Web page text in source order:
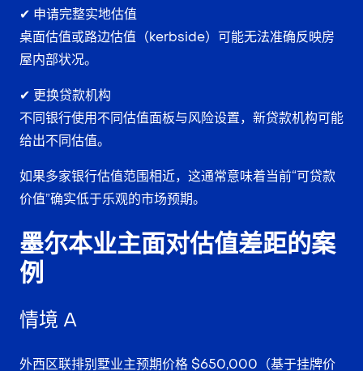
✔ 申请完整实地估值
桌面估值或路边估值（kerbside）可能无法准确反映房
屋内部状况。
✔ 更换贷款机构
不同银行使用不同估值面板与风险设置，新贷款机构可能
给出不同估值。
如果多家银行估值范围相近，这通常意味着当前“可贷款
价值”确实低于乐观的市场预期。
墨尔本业主面对估值差距的案
例
情境 A
外西区联排别墅业主预期价格 $650,000（基于挂牌价